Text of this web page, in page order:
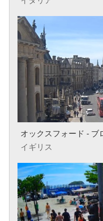
オックスフォード - ブ
イギリス